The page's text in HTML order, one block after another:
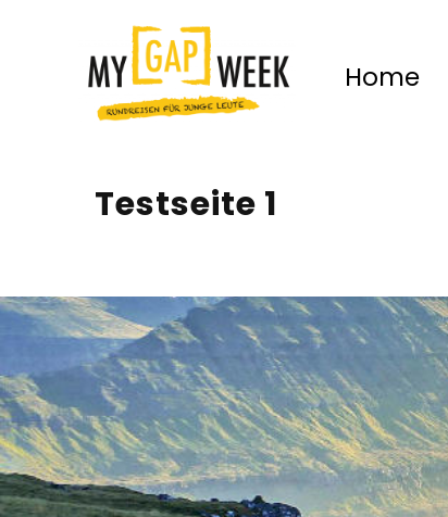
Home
Testseite 1